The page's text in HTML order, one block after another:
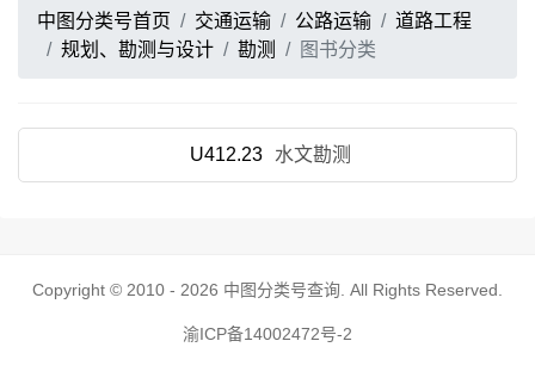
中图分类号首页 交通运输 公路运输
道路工程
规划、勘测与设计
勘测 图书分类
U412.23 水文勘测
Copyright © 2010 - 2026 中图分类号查询 . All Rights Reserved.
渝ICP备14002472号-2